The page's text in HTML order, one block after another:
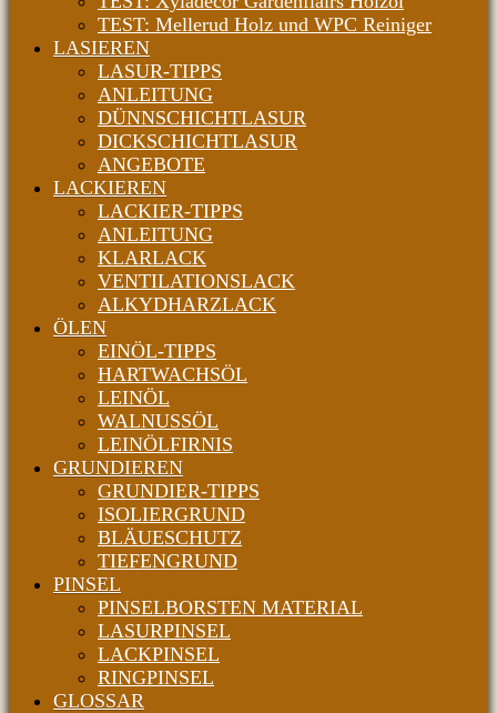
TEST: Mellerud Holz und WPC Reiniger
LASIEREN
LASUR-TIPPS
ANLEITUNG
DÜNNSCHICHTLASUR
DICKSCHICHTLASUR
ANGEBOTE
LACKIEREN
LACKIER-TIPPS
ANLEITUNG
KLARLACK
VENTILATIONSLACK
ALKYDHARZLACK
ÖLEN
EINÖL-TIPPS
HARTWACHSÖL
LEINÖL
WALNUSSÖL
LEINÖLFIRNIS
GRUNDIEREN
GRUNDIER-TIPPS
ISOLIERGRUND
BLÄUESCHUTZ
TIEFENGRUND
PINSEL
PINSELBORSTEN MATERIAL
LASURPINSEL
LACKPINSEL
RINGPINSEL
GLOSSAR